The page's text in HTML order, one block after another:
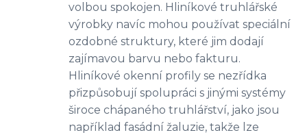
volbou spokojen. Hliníkové truhlářské
výrobky navíc mohou používat speciální
ozdobné struktury, které jim dodají
zajímavou barvu nebo fakturu.
Hliníkové okenní profily se nezřídka
přizpůsobují spolupráci s jinými systémy
široce chápaného truhlářství, jako jsou
například fasádní žaluzie, takže lze